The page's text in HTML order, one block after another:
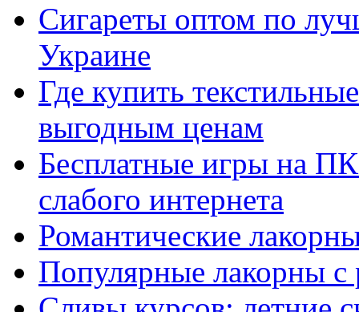
Сигареты оптом по
Украине
Где купить
выгодным ценам
Бесплатные игры на
слабого интернета
Романтические
Популярные лакорны с